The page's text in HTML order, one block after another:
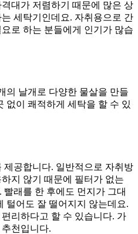
대가 저렴하기 때문에 많은 상
세탁기인데요. 자취용으로 간
로 하는 분들에게 인기가 많습
의 날개로 다양한 물살을 만들
없이 쾌적하게 세탁을 할 수 있
제공합니다. 일반적으로 자취방
지 않기 때문에 필터가 없는
래를 한 후에도 먼지가 그대
털어도 잘 떨어지지 않는데요.
리하다고 할 수 있습니다. 가
천입니다.